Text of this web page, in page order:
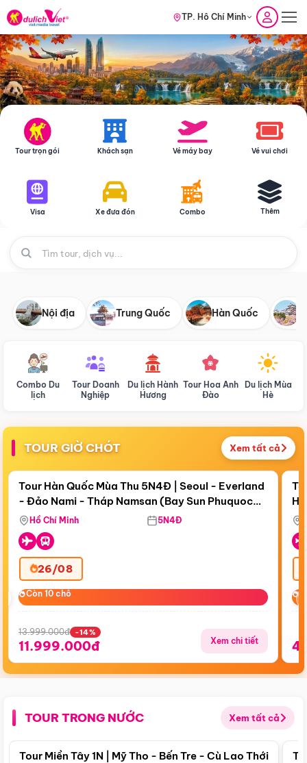
TP. Hồ Chí Minh
Tour trọn gói Khách sạn Vé máy bay Vé vui chơi
Visa Xe đưa đón Combo Thêm
Nội địa Trung Quốc Hàn Quốc
Combo Du
lịch
Tour Doanh
Nghiệp
Du lịch Hành
Hương
Tour Hoa Anh
Đào
Du lịch Mùa
Hè
TOUR GIỜ CHÓT Xem tất cả
Còn19 ngày 04:10:00
Điểm nổi bật
Tour Hàn Quốc Mùa Thu 5N4Đ | Seoul - Everland
- Đảo Nami - Tháp Namsan (Bay Sun Phuquoc
Airways)
Hồ Chí Minh 5N4Đ
26/08
Còn 10 chỗ
Còn 10 chỗ
13.999.000đ -14%
11.999.000đ Xem chi tiết
TOUR TRONG NƯỚC Xem tất cả
Điểm nổi bật
Tour Miền Tây 1N | Mỹ Tho - Bến Tre - Cù Lao Thới